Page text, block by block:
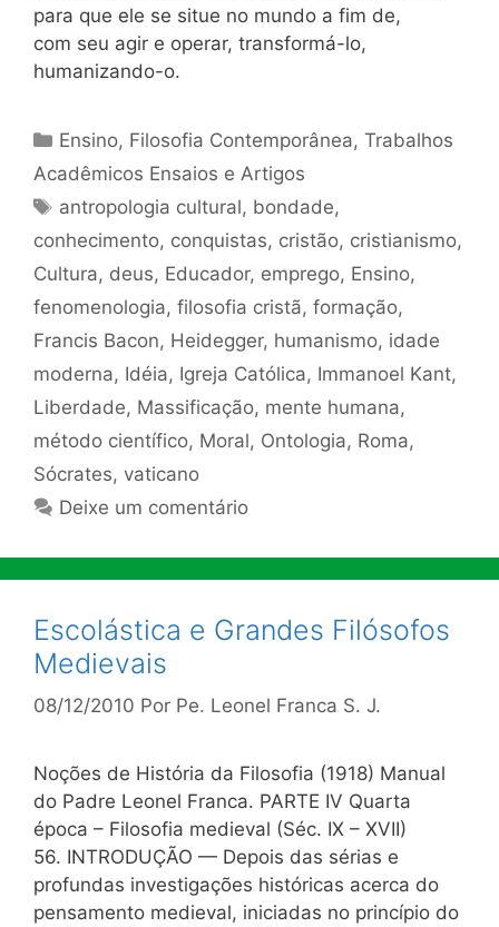
para que ele se situe no mundo a fim de,
com seu agir e operar, transformá-lo,
humanizando-o.
Categorias
Ensino, Filosofia Contemporânea,Trabalhos
Acadêmicos Ensaios e Artigos
Tags
antropologia cultural, bondade,
conhecimento, conquistas, cristão, cristianismo,
Cultura, deus, Educador, emprego, Ensino,
fenomenologia, filosofia cristã, formação,
Francis Bacon, Heidegger, humanismo, idade
moderna, Idéia, Igreja Católica, Immanoel Kant,
Liberdade, Massificação, mente humana,
método científico, Moral, Ontologia, Roma,
Sócrates, vaticano
Deixe um comentário
Escolástica e Grandes Filósofos
Medievais
08/12/2010 Por Pe. Leonel Franca S. J.
Noções de História da Filosofia (1918) Manual
do Padre Leonel Franca. PARTE IV Quarta
época – Filosofia medieval (Séc. IX – XVII)
56. INTRODUÇÃO — Depois das sérias e
profundas investigações históricas acerca do
pensamento medieval, iniciadas no princípio do